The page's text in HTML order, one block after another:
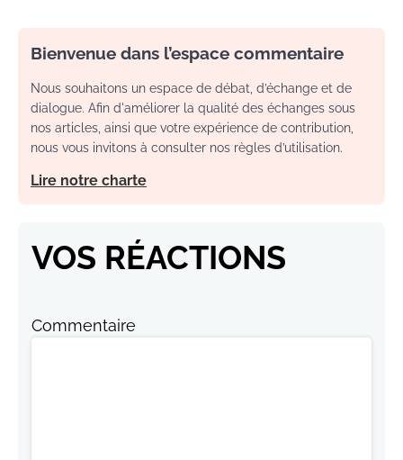
Bienvenue dans l’espace commentaire
Nous souhaitons un espace de débat, d’échange et de
dialogue. Afin d'améliorer la qualité des échanges sous
nos articles, ainsi que votre expérience de contribution,
nous vous invitons à consulter nos règles d’utilisation.
Lire notre charte
VOS RÉACTIONS
Commentaire